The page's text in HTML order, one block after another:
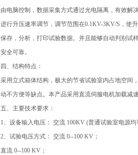
由电脑控制，数据采集方式通过光电隔离，有效解
进行升压速率调节，调节范围在0.1KV-3KV/S，使
保存，分析，打印试验数据。并且能够自动判别试
安全可靠。
四、结构特点：
采用立式箱体结构，极大的节省试验室内占地空间
动不方便等缺点。本产品采用直流伺服电机加载减
五、主要技术要求：
1、设备输入电压： 交流 100KV (普通试验室电源均
2、试验电压方式： 交流 0--100 KV；
直流 0--100 KV；